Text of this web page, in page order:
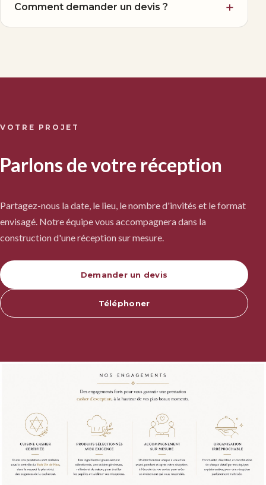
Comment demander un devis ?
VOTRE PROJET
Parlons de votre réception
Partagez-nous la date, le lieu, le nombre d'invités et le format
envisagé. Notre équipe vous accompagnera dans la
construction d'une réception sur mesure.
Demander un devis
Téléphoner